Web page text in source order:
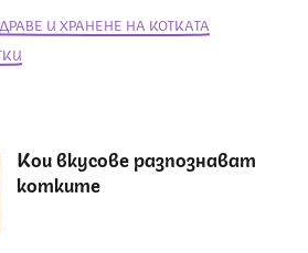
И ХРАНЕНЕ НА КОТКАТА
Кои вкусове разпознават
котките